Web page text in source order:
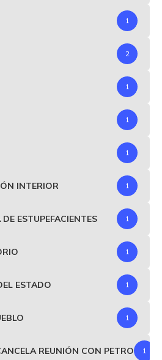
1
2
1
1
1
INTERIOR 1
ESTUPEFACIENTES 1
1
ESTADO 1
1
REUNIÓN CON PETRO 1